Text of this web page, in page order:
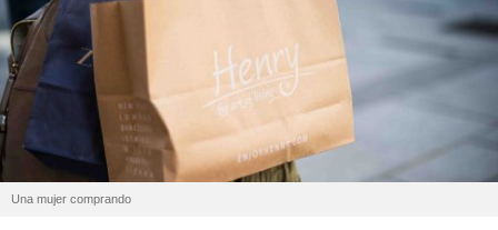
Una mujer comprando